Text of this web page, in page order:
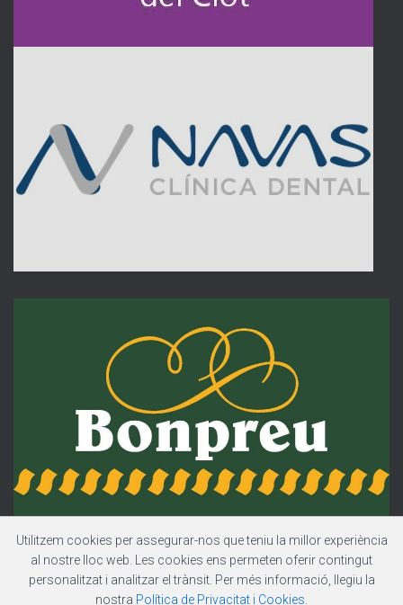
Utilitzem cookies per assegurar-nos que teniu la millor experiència
al nostre lloc web. Les cookies ens permeten oferir contingut
personalitzat i analitzar el trànsit. Per més informació, llegiu la
nostra Política de Privacitat i Cookies